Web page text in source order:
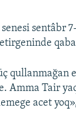
sentâbr
qullanmağan
Amma Tair
acet